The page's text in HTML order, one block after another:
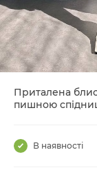
Приталена
пишною
В наявності